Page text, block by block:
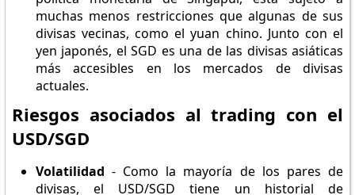
muchas menos restricciones que algunas de sus
divisas vecinas, como el yuan chino. Junto con el
yen japonés, el SGD es una de las divisas asiáticas
más accesibles en los mercados de divisas
actuales.
Riesgos asociados al trading con el
USD/SGD
Volatilidad - Como la mayoría de los pares de
divisas, el USD/SGD tiene un historial de